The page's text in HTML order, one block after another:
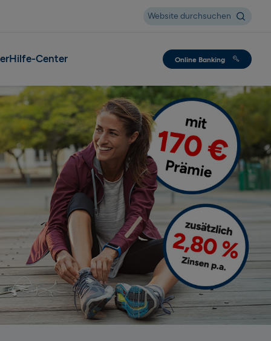
Website durchsuchen
Hilfe-Center Online Banking